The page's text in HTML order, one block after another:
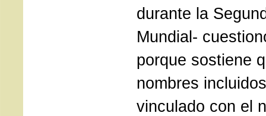
durante la
Mundial-
porque sostiene
nombres
vinculado con el